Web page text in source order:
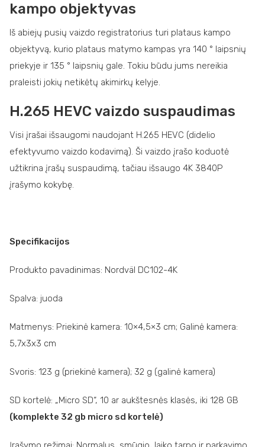
kampo objektyvas
Iš abiejų pusių vaizdo registratorius turi plataus kampo
objektyvą, kurio plataus matymo kampas yra 140 ° laipsnių
priekyje ir 135 ° laipsnių gale. Tokiu būdu jums nereikia
praleisti jokių netikėtų akimirkų kelyje.
H.265 HEVC vaizdo suspaudimas
Visi įrašai išsaugomi naudojant H.265 HEVC (didelio
efektyvumo vaizdo kodavimą). Ši vaizdo įrašo koduotė
užtikrina įrašų suspaudimą, tačiau išsaugo 4K 3840P
įrašymo kokybę.
Specifikacijos
Produkto pavadinimas: Nordväl DC102-4K
Spalva: juoda
Matmenys: Priekinė kamera: 10×4,5×3 cm; Galinė kamera:
5,7x3x3 cm
Svoris: 123 g (priekinė kamera); 32 g (galinė kamera)
SD kortelė: „Micro SD“, 10 ar aukštesnės klasės, iki 128 GB
(komplekte 32 gb micro sd kortelė)